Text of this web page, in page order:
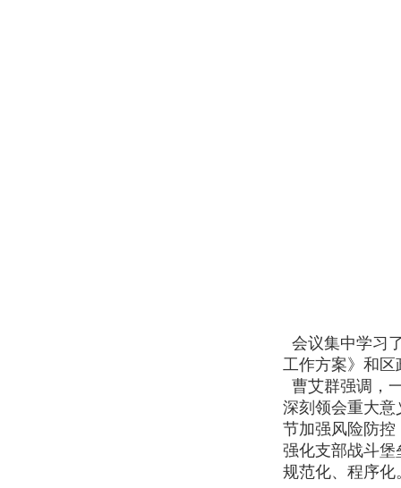
会议集中学习
工作方案》和区
曹艾群强调，
深刻领会重大意
节加强风险防控
强化支部战斗堡
规范化、程序